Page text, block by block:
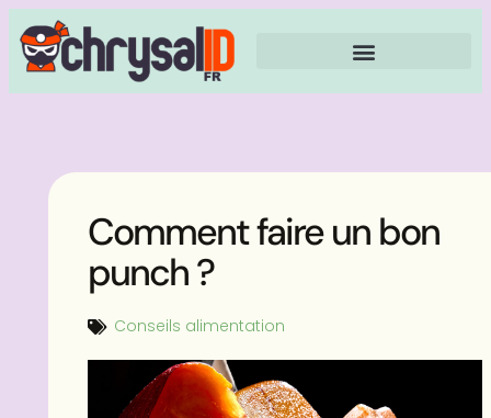
Comment faire un bon
punch ?
Conseils alimentation